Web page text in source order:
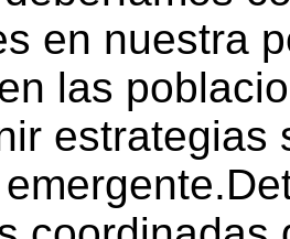
en nuestra
las
estrategias